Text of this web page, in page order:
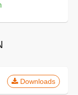
Downloads